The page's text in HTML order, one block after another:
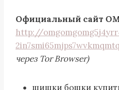
Официальный сайт
http://
через Tor Browser)
шишки бошки